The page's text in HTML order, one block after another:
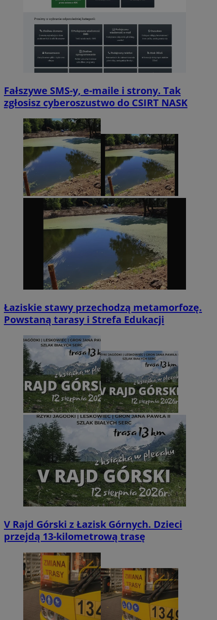
Fałszywe SMS-y, e-maile i strony. Tak
zgłosisz cyberoszustwo do CSIRT NASK
Łaziskie stawy przechodzą metamorfozę.
Powstaną tarasy i Strefa Edukacji
V Rajd Górski z Łazisk Górnych. Dzieci
przejdą 13-kilometrową trasę